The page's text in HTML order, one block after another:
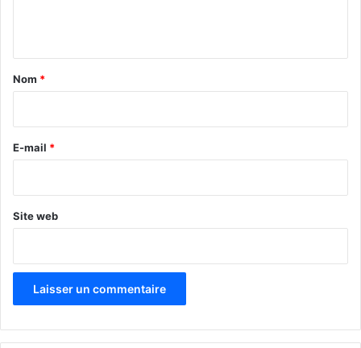
a
e
Nom *
E-mail *
Site web